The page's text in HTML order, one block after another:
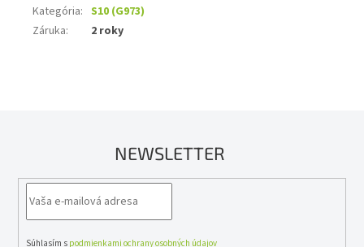
Kategória: S10 (G973)
Záruka: 2 roky
NEWSLETTER
Súhlasím s podmienkami ochrany osobných údajov